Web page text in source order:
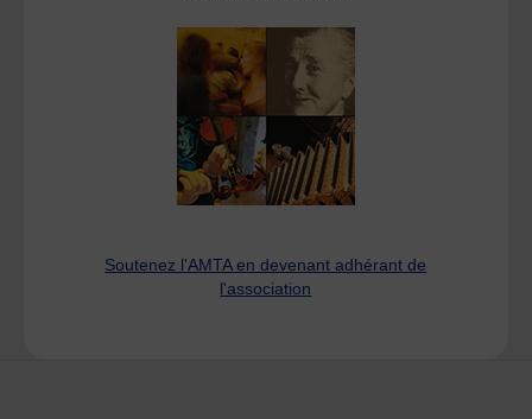
Soutenez l'AMTA en devenant adhérant de
l'association